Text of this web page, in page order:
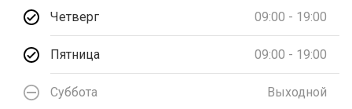
Четверг 09:00 - 19:00
Пятница 09:00 - 19:00
Суббота Выходной